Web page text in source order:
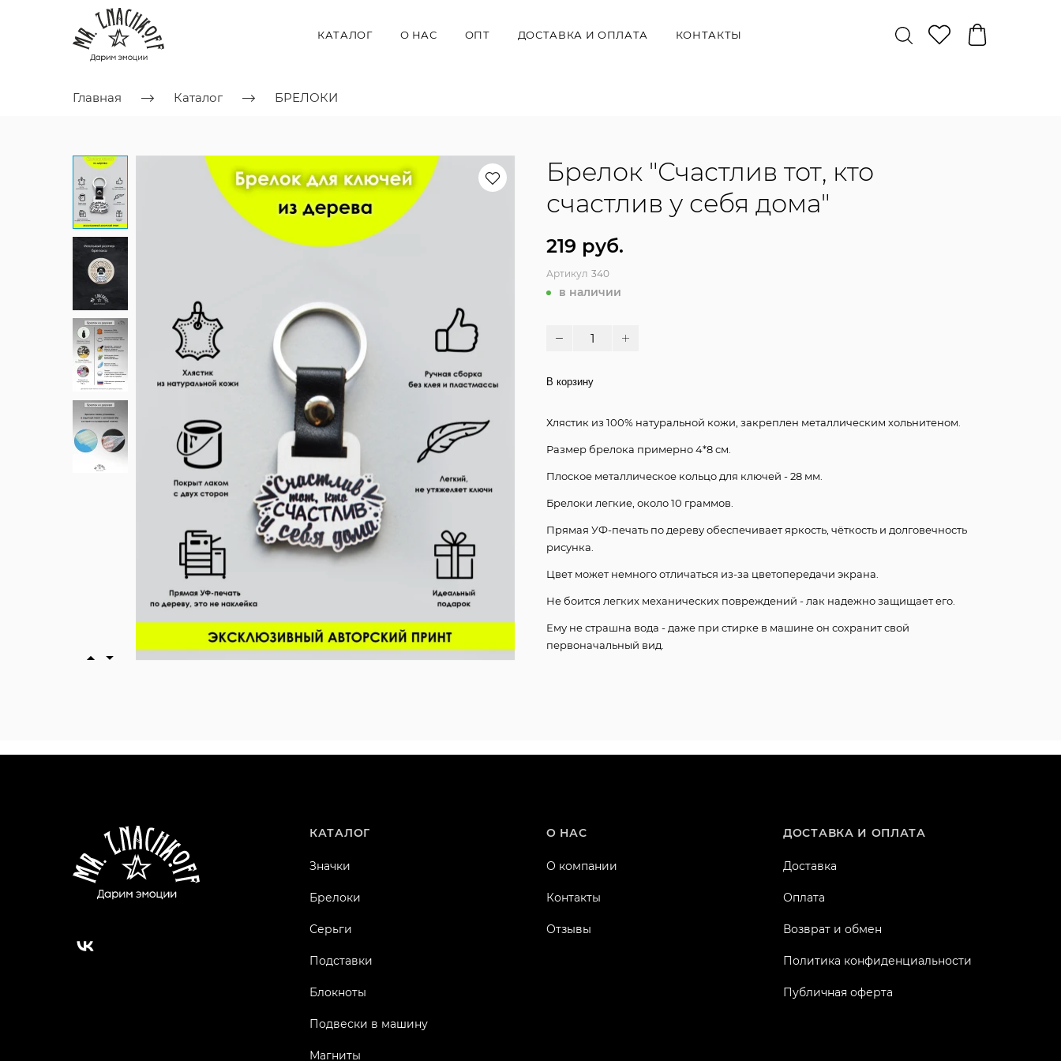
КАТАЛОГ О НАС ОПТ ДОСТАВКА И ОПЛАТА КОНТАКТЫ
Главная Каталог БРЕЛОКИ
Брелок "Счастлив тот, кто
счастлив у себя дома"
219 руб.
Артикул 340
в наличии
В корзину
Хлястик из 100% натуральной кожи, закреплен металлическим хольнитеном.
Размер брелока примерно 4*8 см.
Плоское металлическое кольцо для ключей - 28 мм.
Брелоки легкие, около 10 граммов.
Прямая УФ-печать по дереву обеспечивает яркость, чёткость и долговечность
рисунка.
Цвет может немного отличаться из-за цветопередачи экрана.
Не боится легких механических повреждений - лак надежно защищает его.
Ему не страшна вода - даже при стирке в машине он сохранит свой
первоначальный вид.
КАТАЛОГ
Значки
Брелоки
Серьги
Подставки
Блокноты
Подвески в машину
Магниты
О НАС
О компании
Контакты
Отзывы
ДОСТАВКА И ОПЛАТА
Доставка
Оплата
Возврат и обмен
Политика конфиденциальности
Публичная оферта